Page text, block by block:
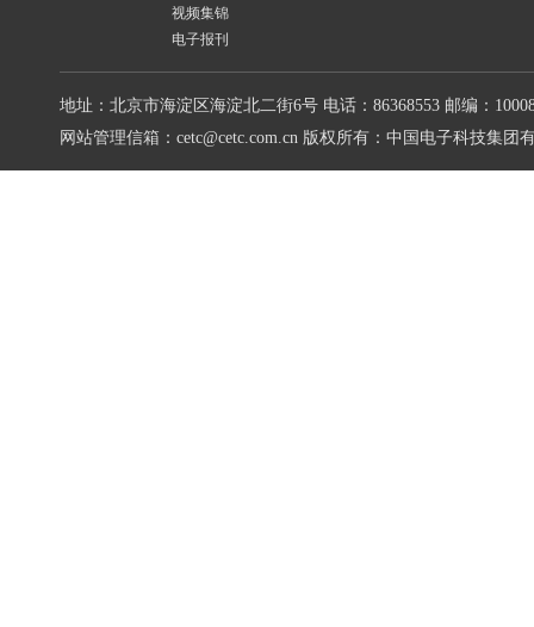
视频集锦
电子报刊
地址：北京市海淀区海淀北二街6号 电话：86368553 邮编：
网站管理信箱：cetc@cetc.com.cn 版权所有：中国电子科技集团